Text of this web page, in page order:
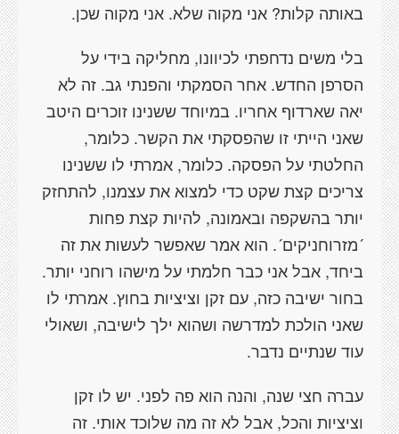
באותה קלות? אני מקוה שלא. אני מקוה שכן.
בלי משים נדחפתי לכיוונו, מחליקה בידי על
הסרפן החדש. אחר הסמקתי והפנתי גב. זה לא
יאה שארדוף אחריו. במיוחד ששנינו זוכרים היטב
שאני הייתי זו שהפסקתי את הקשר. כלומר,
החלטתי על הפסקה. כלומר, אמרתי לו ששנינו
צריכים קצת שקט כדי למצוא את עצמנו, להתחזק
יותר בהשקפה ובאמונה, להיות קצת פחות
´מזרוחניקים´. הוא אמר שאפשר לעשות את זה
ביחד, אבל אני כבר חלמתי על מישהו רוחני יותר.
בחור ישיבה כזה, עם זקן וציציות בחוץ. אמרתי לו
שאני הולכת למדרשה ושהוא ילך לישיבה, ושאולי
עוד שנתיים נדבר.
עברה חצי שנה, והנה הוא פה לפני. יש לו זקן
וציציות והכל, אבל לא זה מה שלוכד אותי. זה